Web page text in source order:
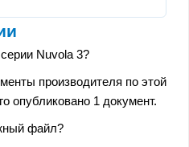
Nuvola 3?
производителя по этой
опубликовано 1 документ.
файл?